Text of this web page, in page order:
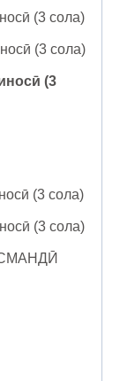
(3 сола)
(3 сола)
(3
(3 сола)
(3 сола)